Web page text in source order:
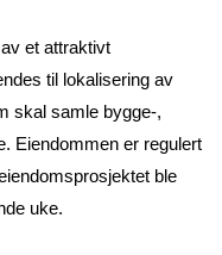
et attraktivt
til lokalisering av
skal samle bygge-,
Eiendommen er regulert
ble
uke.